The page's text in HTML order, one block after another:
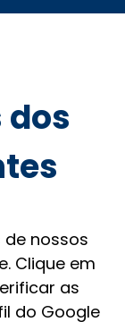
nossos
Clique em
as
do Google